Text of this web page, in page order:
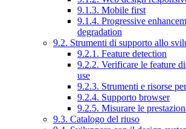
9.1.3. Mobile first
9.1.4. Progressive
degradation
9.2. Strumenti di supporto allo
9.2.1. Feature detection
9.2.2. Verificare le feature
use
9.2.3. Strumenti e risorse
9.2.4. Supporto browser
9.2.5. Misurare le
9.3. Catalogo del riuso